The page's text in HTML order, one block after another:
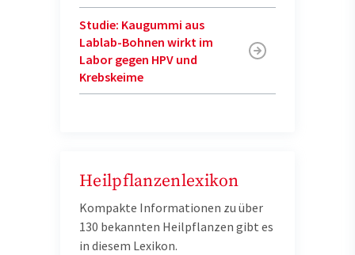
Studie: Kaugummi aus
Lablab-Bohnen wirkt im
Labor gegen HPV und
Krebskeime
Heilpflanzenlexikon
Kompakte Informationen zu über
130 bekannten Heilpflanzen gibt es
in diesem Lexikon.